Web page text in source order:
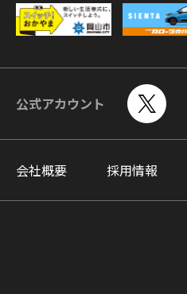
公式アカウント
会社概要 採用情報